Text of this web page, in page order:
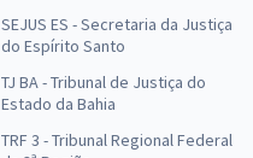
SEJUS ES - Secretaria da Justiça
do Espírito Santo
TJ BA - Tribunal de Justiça do
Estado da Bahia
TRF 3 - Tribunal Regional Federal